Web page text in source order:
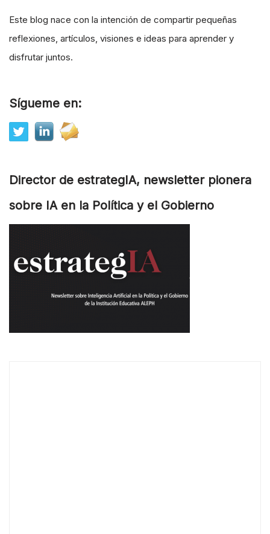
Este blog nace con la intención de compartir pequeñas
reflexiones, artículos, visiones e ideas para aprender y
disfrutar juntos.
Sígueme en:
Director de estrategIA, newsletter pionera
sobre IA en la Política y el Gobierno